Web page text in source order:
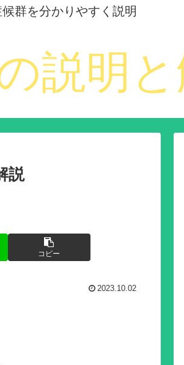
群を分かりやすく説明
説
コピー
2023.10.02